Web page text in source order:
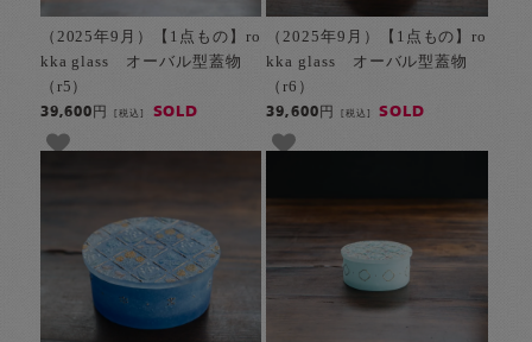
（2025年9月）【1点もの】ro
kka glass オーバル型蓋物
（r5）
39,600円[税込] SOLD
（2025年9月）【1点もの】ro
kka glass オーバル型蓋物
（r6）
39,600円 [税込] SOLD